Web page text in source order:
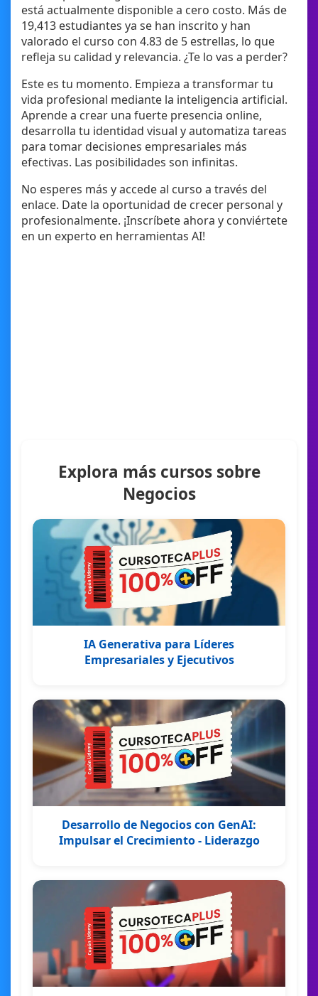
está actualmente disponible a cero costo. Más de
19,413 estudiantes ya se han inscrito y han
valorado el curso con 4.83 de 5 estrellas, lo que
refleja su calidad y relevancia. ¿Te lo vas a perder?
Este es tu momento. Empieza a transformar tu
vida profesional mediante la inteligencia artificial.
Aprende a crear una fuerte presencia online,
desarrolla tu identidad visual y automatiza tareas
para tomar decisiones empresariales más
efectivas. Las posibilidades son infinitas.
No esperes más y accede al curso a través del
enlace. Date la oportunidad de crecer personal y
profesionalmente. ¡Inscríbete ahora y conviértete
en un experto en herramientas AI!
Explora más cursos sobre
Negocios
IA Generativa para Líderes
Empresariales y Ejecutivos
Desarrollo de Negocios con GenAI:
Impulsar el Crecimiento - Liderazgo